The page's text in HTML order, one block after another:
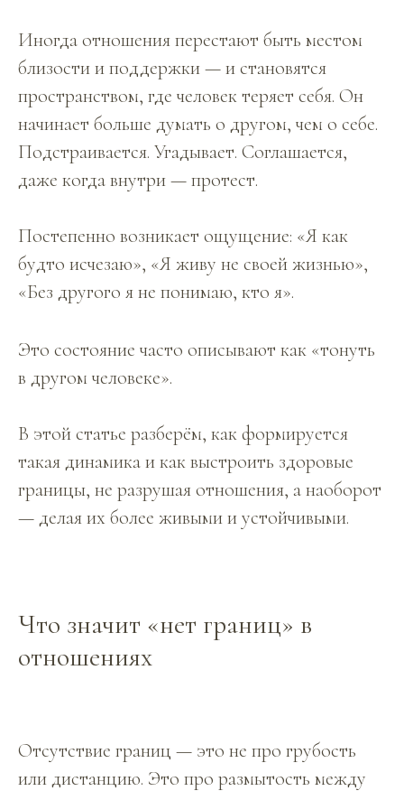
Иногда отношения перестают быть местом
близости и поддержки — и становятся
пространством, где человек теряет себя. Он
начинает больше думать о другом, чем о себе.
Подстраивается. Угадывает. Соглашается,
даже когда внутри — протест.
Постепенно возникает ощущение: «Я как
будто исчезаю», «Я живу не своей жизнью»,
«Без другого я не понимаю, кто я».
Это состояние часто описывают как «тонуть
в другом человеке».
В этой статье разберём, как формируется
такая динамика и как выстроить здоровые
границы, не разрушая отношения, а наоборот
— делая их более живыми и устойчивыми.
Что значит «нет границ» в
отношениях
Отсутствие границ — это не про грубость
или дистанцию. Это про размытость между